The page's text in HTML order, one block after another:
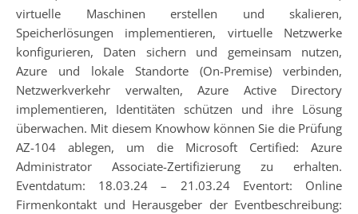
virtuelle Maschinen erstellen und skalieren,
Speicherlösungen implementieren, virtuelle Netzwerke
konfigurieren, Daten sichern und gemeinsam nutzen,
Azure und lokale Standorte (On-Premise) verbinden,
Netzwerkverkehr verwalten, Azure Active Directory
implementieren, Identitäten schützen und ihre Lösung
überwachen. Mit diesem Knowhow können Sie die Prüfung
AZ-104 ablegen, um die Microsoft Certified: Azure
Administrator Associate-Zertifizierung zu erhalten.
Eventdatum: 18.03.24 – 21.03.24 Eventort: Online
Firmenkontakt und Herausgeber der Eventbeschreibung: